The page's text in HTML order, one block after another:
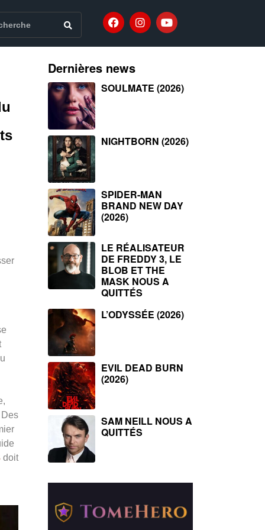
Des
doit
Dernières news
SOULMATE (2026)
NIGHTBORN (2026)
SPIDER-MAN
BRAND NEW DAY
(2026)
LE RÉALISATEUR
DE FREDDY 3, LE
BLOB ET THE
MASK NOUS A
QUITTÉS
L’ODYSSÉE (2026)
EVIL DEAD BURN
(2026)
SAM NEILL NOUS A
QUITTÉS